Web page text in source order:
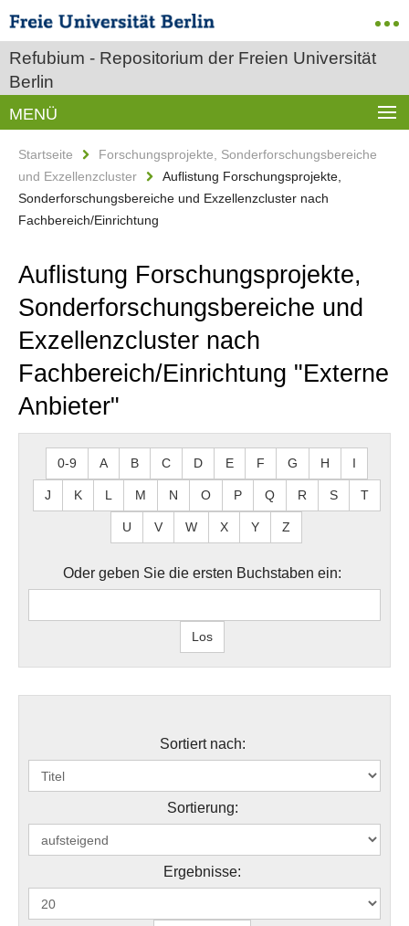
Refubium - Repositorium der Freien Universität
Berlin
MENÜ
Startseite
Forschungsprojekte, Sonderforschungsbereiche
und Exzellenzcluster
Auflistung Forschungsprojekte,
Sonderforschungsbereiche und Exzellenzcluster nach
Fachbereich/Einrichtung
Auflistung Forschungsprojekte,
Sonderforschungsbereiche und
Exzellenzcluster nach
Fachbereich/Einrichtung "Externe
Anbieter"
0-9 A B C D E F G H I
J K L M N O P Q R S T
U V W X Y Z
Oder geben Sie die ersten Buchstaben ein:
Sortiert nach:
Sortierung:
Ergebnisse: